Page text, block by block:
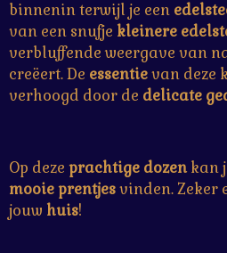
binnenin terwijl je een
van een snufje kleinere
verbluffende weergave van
creëert. De essentievan deze
verhoogd door de delicate
Op deze prachtige dozenkan
mooie prentjesvinden. Zeker
jouw huis!